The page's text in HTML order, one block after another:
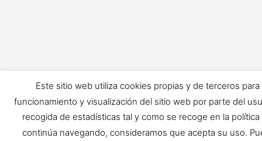
Este sitio web utiliza cookies propias y de terceros
funcionamiento y visualización del sitio web por parte del
recogida de estadísticas tal y como se recoge en la
continúa navegando, consideramos que acepta su uso.